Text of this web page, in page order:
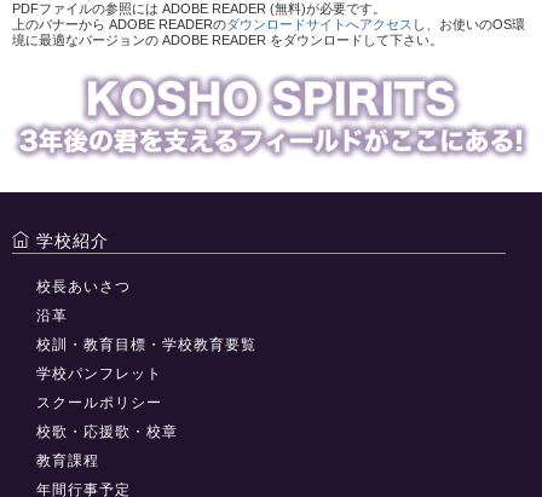
PDFファイルの参照には ADOBE READER (無料)が必要です。
上のバナーから ADOBE READERのダウンロードサイトへアクセス し、お使いのOS環
境に最適なバージョンの ADOBE READER をダウンロードして下さい。
学校紹介
校長あいさつ
沿革
校訓・教育目標・学校教育要覧
学校パンフレット
スクールポリシー
校歌・応援歌・校章
教育課程
年間行事予定